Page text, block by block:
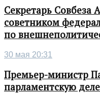
Секретарь Совбеза
советником
по
30 мая 20:31
Премьер-министр
парламентскую